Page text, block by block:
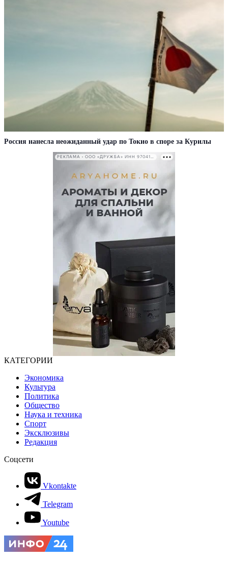
Россия нанесла неожиданный удар по Токио в споре за Курилы
РЕКЛАМА • ООО «ДРУЖБА» ИНН 9704146411
КАТЕГОРИИ
Экономика
Культура
Политика
Общество
Наука и техника
Спорт
Эксклюзивы
Редакция
Соцсети
Vkontakte
Telegram
Youtube